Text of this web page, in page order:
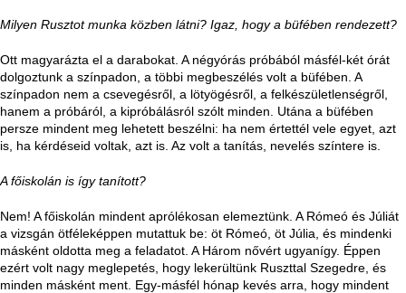
Milyen Rusztot munka közben látni? Igaz, hogy a büfében rendezett?
Ott magyarázta el a darabokat. A négyórás próbából másfél-két órát
dolgoztunk a színpadon, a többi megbeszélés volt a büfében. A
színpadon nem a csevegésről, a lötyögésről, a felkészületlenségről,
hanem a próbáról, a kipróbálásról szólt minden. Utána a büfében
persze mindent meg lehetett beszélni: ha nem értettél vele egyet, azt
is, ha kérdéseid voltak, azt is. Az volt a tanítás, nevelés színtere is.
A főiskolán is így tanított?
Nem! A főiskolán mindent aprólékosan elemeztünk. A Rómeó és Júliát
a vizsgán ötféleképpen mutattuk be: öt Rómeó, öt Júlia, és mindenki
másként oldotta meg a feladatot. A Három nővért ugyanígy. Éppen
ezért volt nagy meglepetés, hogy lekerültünk Ruszttal Szegedre, és
minden másként ment. Egy-másfél hónap kevés arra, hogy mindent